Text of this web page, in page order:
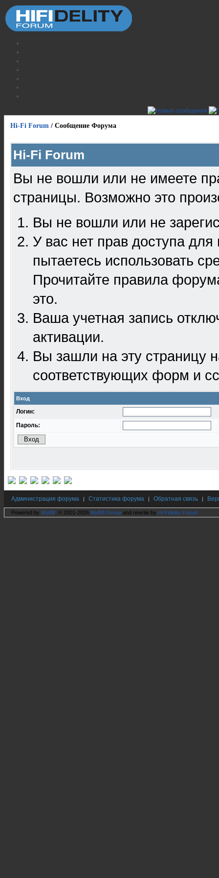
Hi-Fi Forum / Сообщение Форума
Hi-Fi Forum
Вы не вошли или не имеете
страницы. Возможно это
Вы не вошли или не
У вас нет прав доступа
пытаетесь использовать
Прочитайте правила
это.
Ваша учетная запись
активации.
Вы зашли на эту
соответствующих форм и
Вход
Логин:
Пароль:
Администрация форума | Статистика форума | Обратная связь |
Powered by MyBB , © 2001-2026 MyBB Group and rewrite by Hi Fidelity Forum